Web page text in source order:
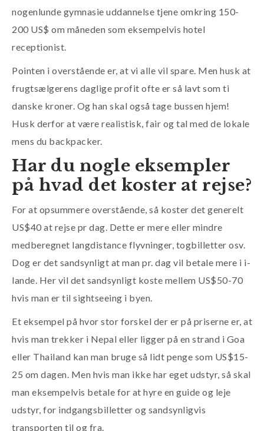
nogenlunde gymnasie uddannelse tjene omkring 150-
200 US$ om måneden som eksempelvis hotel
receptionist.
Pointen i overstående er, at vi alle vil spare. Men husk at
frugtsælgerens daglige profit ofte er så lavt som ti
danske kroner. Og han skal også tage bussen hjem!
Husk derfor at være realistisk, fair og tal med de lokale
mens du backpacker.
Har du nogle eksempler
på hvad det koster at rejse?
For at opsummere overstående, så koster det generelt
US$40 at rejse pr dag. Dette er mere eller mindre
medberegnet langdistance flyvninger, togbilletter osv.
Dog er det sandsynligt at man pr. dag vil betale mere i i-
lande. Her vil det sandsynligt koste mellem US$50-70
hvis man er til sightseeing i byen.
Et eksempel på hvor stor forskel der er på priserne er, at
hvis man trekker i Nepal eller ligger på en strand i Goa
eller Thailand kan man bruge så lidt penge som US$15-
25 om dagen. Men hvis man ikke har eget udstyr, så skal
man eksempelvis betale for at hyre en guide og leje
udstyr, for indgangsbilletter og sandsynligvis
transporten til og fra.